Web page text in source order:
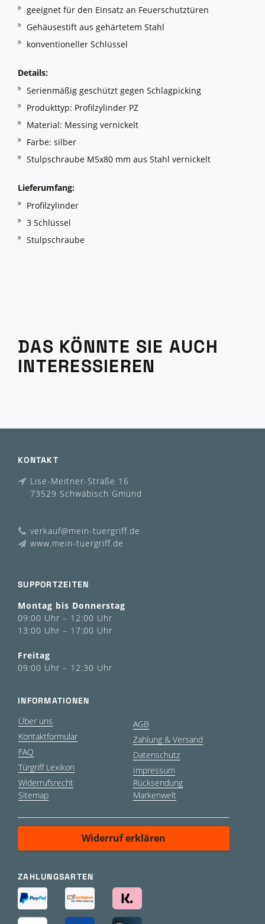
geeignet für den Einsatz an Feuerschutztüren
Gehäusestift aus gehärtetem Stahl
konventioneller Schlüssel
Details:
Serienmäßig geschützt gegen Schlagpicking
Produkttyp: Profilzylinder PZ
Material: Messing vernickelt
Farbe: silber
Stulpschraube M5x80 mm aus Stahl vernickelt
Lieferumfang:
Profilzylinder
3 Schlüssel
Stulpschraube
DAS KÖNNTE SIE AUCH
INTERESSIEREN
KONTAKT
Lise-Meitner-Straße 16
73529 Schwäbisch Gmünd
verkauf@mein-tuergriff.de
www.mein-tuergriff.de
SUPPORTZEITEN
Montag bis Donnerstag
09:00 Uhr – 12:00 Uhr
13:00 Uhr – 17:00 Uhr
Freitag
09:00 Uhr – 12:30 Uhr
INFORMATIONEN
Über uns
Kontaktformular
FAQ
Türgriff Lexikon
Widerrufsrecht
Sitemap
AGB
Zahlung & Versand
Datenschutz
Impressum
Rücksendung
Markenwelt
Widerruf erklären
ZAHLUNGSARTEN